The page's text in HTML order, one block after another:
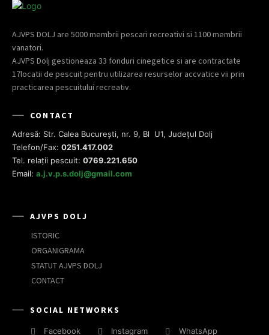
AJVPS DOLJ are 5000 membrii pescari recreativi si 1100 membrii
vanatori.
AJVPS Dolj gestioneaza 33 fonduri cinegetice si are contractate
17locatii de pescuit pentru utilizarea resurselor accvatice vii prin
practicarea pescuitului recreativ.
CONTACT
Adresă: Str. Calea București, nr. 9, Bl U1, Județul Dolj
Telefon/Fax: 0251.417.002
Tel. relații pescuit: 0769.221.650
Email: a.j.v.p.s.dolj@gmail.com
AJVPS DOLJ
ISTORIC
ORGANIGRAMA
STATUT AJVPS DOLJ
CONTACT
SOCIAL NETWORKS
Facebook Instagram WhatsApp